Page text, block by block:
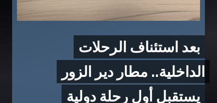
بعد استئناف الرحلات
الداخلية.. مطار دير الزور
يستقبل أول رحلة دولية